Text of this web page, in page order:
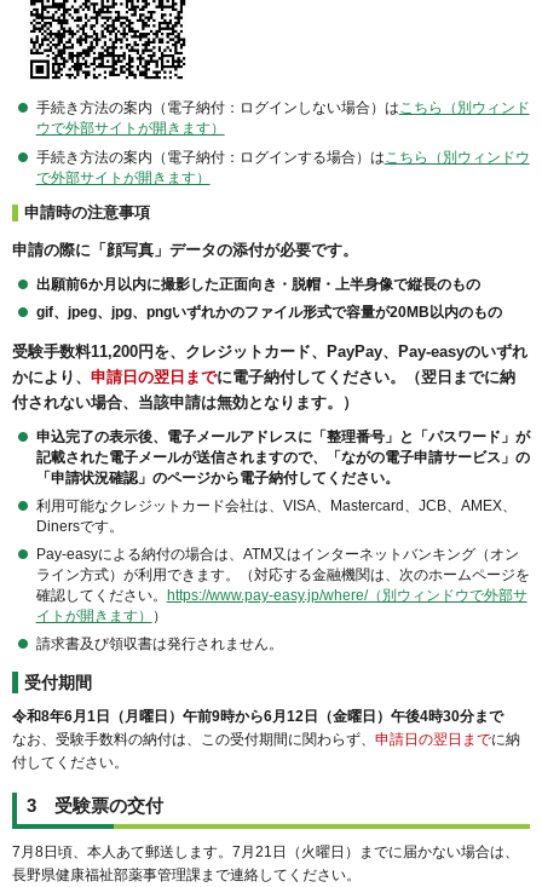
手続き方法の案内（電子納付：ログインしない場合）はこちら（別ウィンド
ウで外部サイトが開きます）
手続き方法の案内（電子納付：ログインする場合）は こちら（別ウィンドウ
で外部サイトが開きます）
申請時の注意事項
申請の際に「顔写真」データの添付が必要です。
出願前6か月以内に撮影した正面向き・脱帽・上半身像で縦長のもの
gif、jpeg、jpg、pngいずれかのファイル形式で容量が20MB以内のもの
受験手数料11,200円を、クレジットカード、PayPay、Pay-easyのいずれ
かにより、 申請日の翌日までに電子納付してください。
（翌日までに納
付されない場合、当該申請は無効となります。）
申込完了の表示後、電子メールアドレスに「整理番号」と「パスワード」が
記載された電子メールが送信されますので、「ながの電子申請サービス」の
「申請状況確認」のページから電子納付してください。
利用可能なクレジットカード会社は、VISA、Mastercard、JCB、AMEX、
Dinersです。
Pay-easyによる納付の場合は、ATM又はインターネットバンキング（オン
ライン方式）が利用できます。（対応する金融機関は、次のホームページを
確認してください。
https://www.pay-easy.jp/where/（別ウィンドウで外部サ
イトが開きます）
）
請求書及び領収書は発行されません。
受付期間
令和8年6月1日（月曜日）午前9時から6月12日（金曜日）午後4時30分まで
なお、受験手数料の納付は、この受付期間に関わらず、 申請日の翌日までに納
付してください。
3 受験票の交付
7月8日頃、本人あて郵送します。7月21日（火曜日）までに届かない場合は、
長野県健康福祉部薬事管理課まで連絡してください。